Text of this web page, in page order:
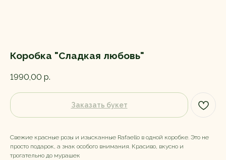
Коробка "Сладкая любовь"
1990,00 р.
Заказать букет
Свежие красные розы и изысканные Rafaello в одной коробке. Это не
просто подарок, а знак особого внимания. Красиво, вкусно и
трогательно до мурашек